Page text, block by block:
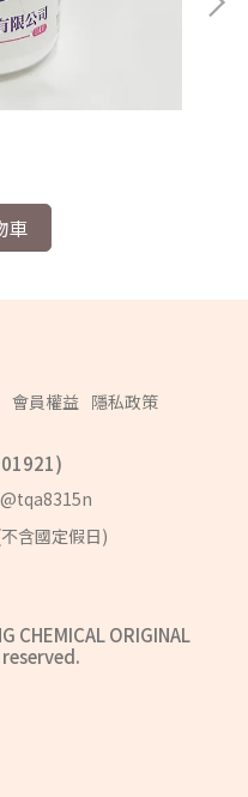
車
會員權益 隱私政策
含國定假日)
CHEMICAL ORIGINAL
reserved.